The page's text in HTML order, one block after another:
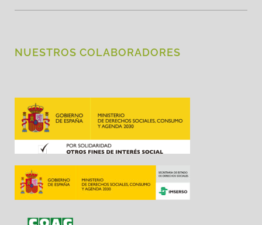
NUESTROS COLABORADORES